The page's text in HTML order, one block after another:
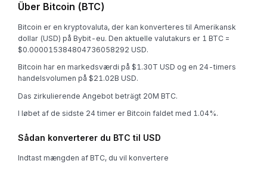
Über Bitcoin (BTC)
Bitcoin er en kryptovaluta, der kan konverteres til Amerikansk
dollar (USD) på Bybit-eu. Den aktuelle valutakurs er 1 BTC =
$0.000015384804736058292 USD.
Bitcoin har en markedsværdi på $1.30T USD og en 24-timers
handelsvolumen på $21.02B USD.
Das zirkulierende Angebot beträgt 20M BTC.
I løbet af de sidste 24 timer er Bitcoin faldet med 1.04%.
Sådan konverterer du BTC til USD
Indtast mængden af BTC, du vil konvertere